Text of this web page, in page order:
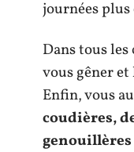
journées plus
Dans tous
vous gêner
Enfin, vous
coudières,